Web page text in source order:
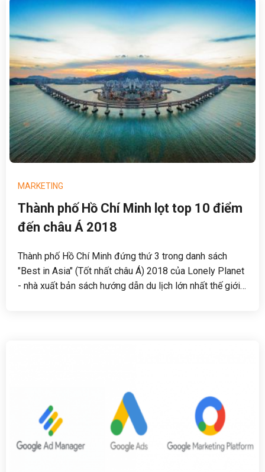
MARKETING
Thành phố Hồ Chí Minh lọt top 10 điểm
đến châu Á 2018
Thành phố Hồ Chí Minh đứng thứ 3 trong danh sách
"Best in Asia" (Tốt nhất châu Á) 2018 của Lonely Planet
- nhà xuất bản sách hướng dẫn du lịch lớn nhất thế giới.